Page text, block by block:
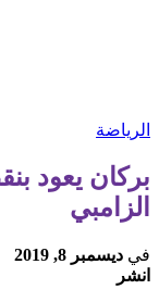
الرياضة
بركان يعود
الزامبي
في ديسمبر 8, 2019
انشر